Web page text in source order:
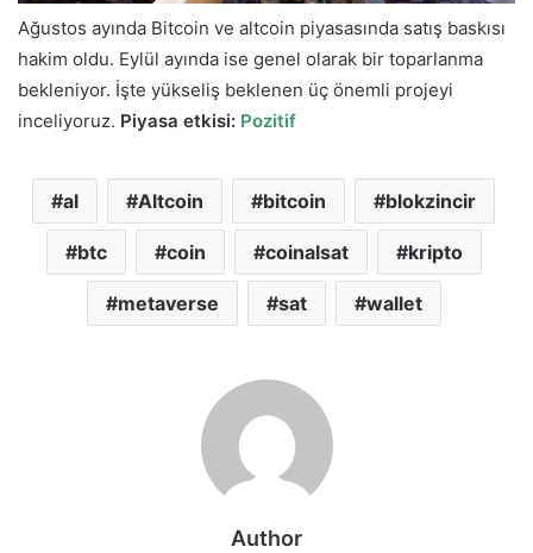
Ağustos ayında Bitcoin ve altcoin piyasasında satış baskısı
hakim oldu. Eylül ayında ise genel olarak bir toparlanma
bekleniyor. İşte yükseliş beklenen üç önemli projeyi
inceliyoruz. Piyasa etkisi: Pozitif
al Altcoin bitcoin blokzincir
btc coin coinalsat kripto
metaverse sat wallet
Author